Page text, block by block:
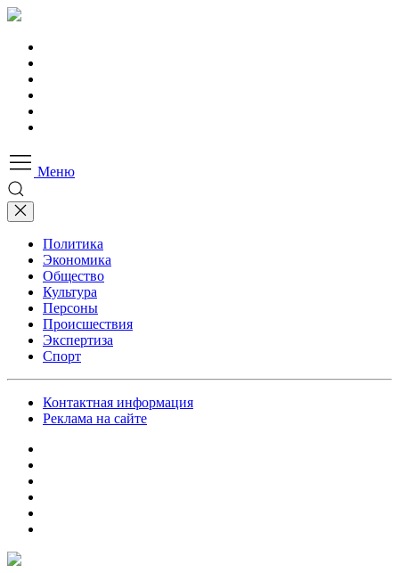
Меню
Политика
Экономика
Общество
Культура
Персоны
Происшествия
Экспертиза
Спорт
Контактная информация
Реклама на сайте